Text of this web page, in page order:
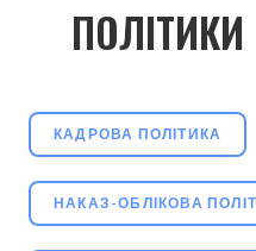
ПОЛІТИКИ
КАДРОВА ПОЛІТИКА
НАКАЗ-ОБЛІКОВА